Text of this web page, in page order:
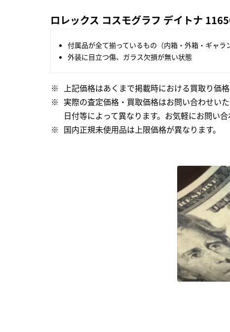
ロレックス コスモグラフ デイトナ
付属品が全て揃っているもの（内箱・外箱・ギャラ
外装に目立つ傷、ガラス欠損が無い状態
上記価格はあくまで掲載時における買取り価
実際の査定価格・買取価格はお問い合わせい
日付等によって異なります。お気軽にお問い合
国内正規未使用品は上限価格が異なります。